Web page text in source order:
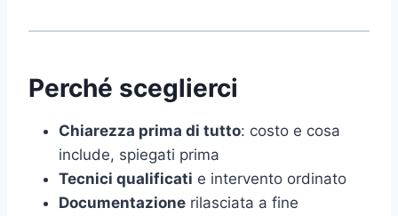
Perché sceglierci
Chiarezza prima di tutto: costo e cosa
include, spiegati prima
Tecnici qualificati e intervento ordinato
Documentazione rilasciata a fine